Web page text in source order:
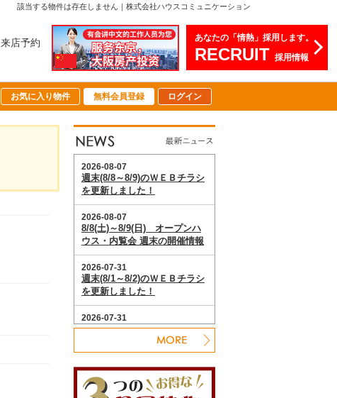
該当する物件は存在しません｜株式会社ハウスコミュニケーション
来店予約 あなたの「情熱」採用します。
RECRUIT 採用情報
お気に入り物件 無料会員登録 ログイン